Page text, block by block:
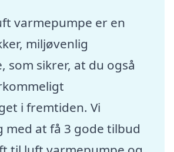
varmepumpe er en
miljøvenlig
som sikrer, at du også
i fremtiden. Vi
at få 3 gode tilbud